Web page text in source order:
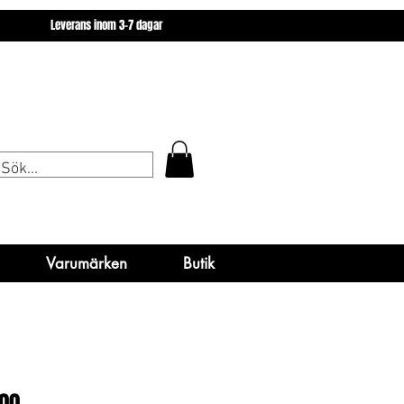
Varumärken
Leverans inom 3-7 dagar
Varumärken
Varumärken Butik